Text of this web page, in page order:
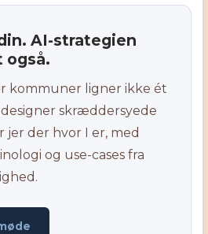
AI-strategien
også.
kommuner ligner ikke ét
skræddersyede
der hvor I er, med
og use-cases fra